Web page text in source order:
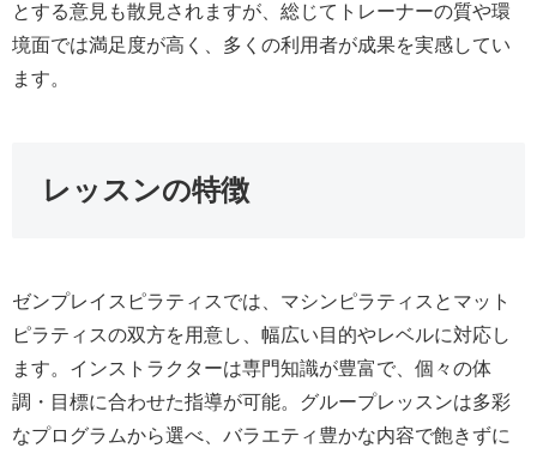
とする意見も散見されますが、総じてトレーナーの質や環
境面では満足度が高く、多くの利用者が成果を実感してい
ます。
レッスンの特徴
ゼンプレイスピラティスでは、マシンピラティスとマット
ピラティスの双方を用意し、幅広い目的やレベルに対応し
ます。インストラクターは専門知識が豊富で、個々の体
調・目標に合わせた指導が可能。グループレッスンは多彩
なプログラムから選べ、バラエティ豊かな内容で飽きずに